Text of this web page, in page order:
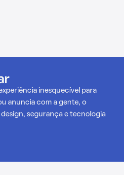
inesquecível para
anuncia com a gente, o
segurança e tecnologia